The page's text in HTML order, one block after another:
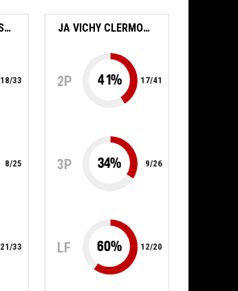
ST CHAMOND BASKET VALLEE DU GIER
18/33
8/25
21/33
JA VICHY CLERMONT METROPOLE
2P 41% 17/41
3P 34% 9/26
LF 60% 12/20